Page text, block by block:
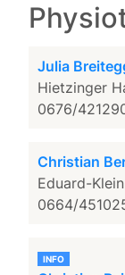
Julia
Hietzinger
0676/
Christian
Eduard-
0664/
INFO